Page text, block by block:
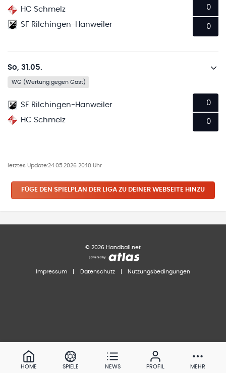
HC Schmelz
SF Rilchingen-Hanweiler
0
0
So, 31.05.
WG (Wertung gegen Gast)
SF Rilchingen-Hanweiler
HC Schmelz
0
0
letztes Update:24.05.2026 20:10 Uhr
FÜGE DEN SPIELPLAN DER LIGA ZU DEINER WEBSEITE HINZU
© 2026 Handball.net
Impressum Datenschutz Nutzungsbedingungen
HOME SPIELE NEWS PROFIL MEHR